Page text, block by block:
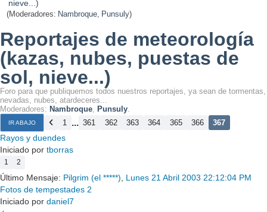
nieve...)
(Moderadores: Nambroque, Punsuly)
Reportajes de meteorología
(kazas, nubes, puestas de
sol, nieve...)
Foro para que publiquemos todos nuestros reportajes, ya sean de tormentas,
nevadas, nubes, atardeceres...
Moderadores: Nambroque, Punsuly.
IR ABAJO 1 ... 361 362 363 364 365 366 367
Rayos y duendes
Iniciado por tborras
1 2
Último Mensaje: Pilgrim (el *****)
Lunes 21 Abril 2003 22:12:04 PM
Fotos de tempestades 2
Iniciado por daniel7